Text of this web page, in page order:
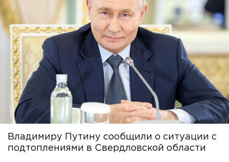
Владимиру Путину сообщили о ситуации с
подтоплениями в Свердловской области